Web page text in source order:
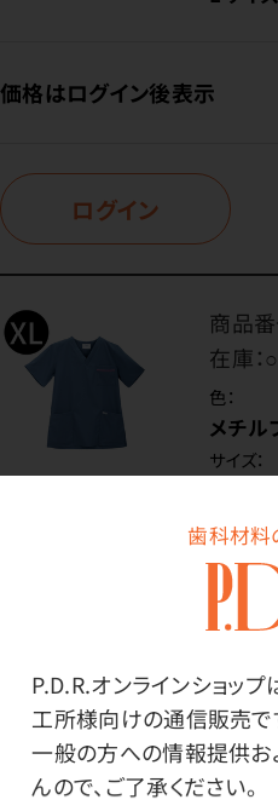
歯科材
P.D.R.オンラインショッ
工所様向けの通信販売で
一般の方への情報提供お
んので、ご了承ください。
価格はログイン後表示
ログイン
商品番
在庫：○
色：
メチル
サイズ：
ログイン